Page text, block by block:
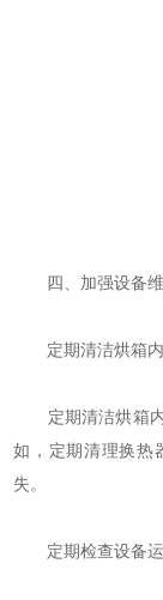
四、加强设备维
定期清洁烘箱内
定期清洁烘箱内
如，定期清理换热
失。
定期检查设备运